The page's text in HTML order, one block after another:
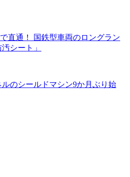
直通！ 国鉄型車両のロングラン
シート」
のシールドマシン9か月ぶり始